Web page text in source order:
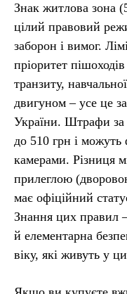
Знак житлова зона
цілий правовий
заборон і вимог.
пріоритет
транзиту,
двигуном – усе це
України. Штрафи за
до 510 грн і можуть
камерами. Різниця
прилеглою
має офіційний
Знання цих правил
й елементарна
віку, які живуть у